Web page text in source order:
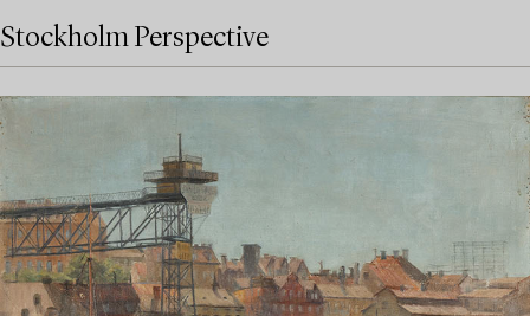
Stockholm Perspective